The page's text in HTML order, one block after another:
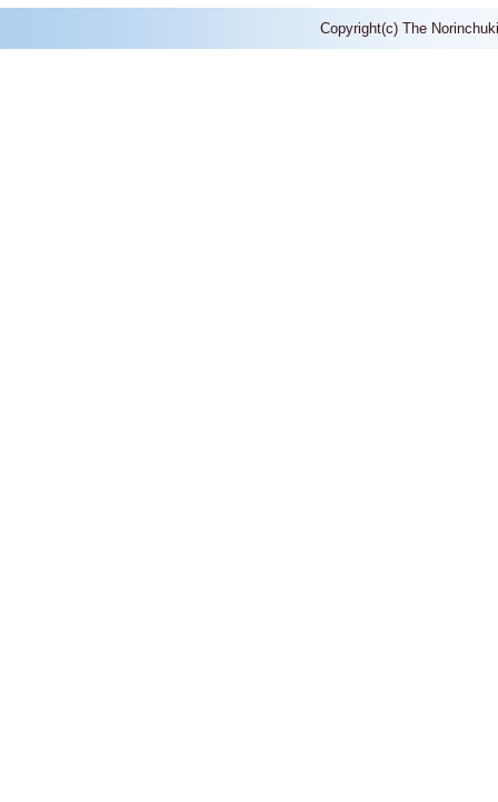
Copyright(c) The